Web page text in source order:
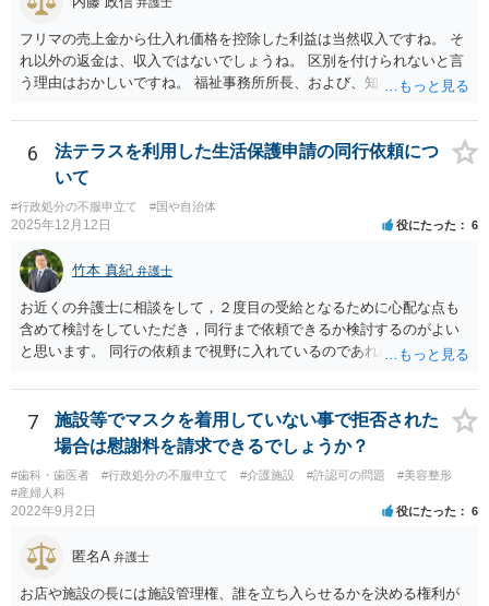
フリマの売上金から仕入れ価格を控除した利益は当然収入ですね。 そ
れ以外の返金は、収入ではないでしょうね。 区別を付けられないと言
う理由はおかしいですね。 福祉事務所所長、および、知事、および、
でしょう。
6
法テラスを利用した生活保護申請の同行依頼につ
いて
#行政処分の不服申立て #国や自治体
2025年12月12日 役にたった 6
竹本 真紀 弁護士
お近くの弁護士に相談をして，２度目の受給となるために心配な点も
含めて検討をしていただき，同行まで依頼できるか検討するのがよい
と思います。 同行の依頼まで視野に入れているのであれば，お近くの
7
施設等でマスクを着用していない事で拒否された
場合は慰謝料を請求できるでしょうか？
#歯科・歯医者 #行政処分の不服申立て #介護施設 #許認可の問題
#美容整形
#産婦人科
2022年9月2日 役にたった 6
匿名A 弁護士
お店や施設の長には施設管理権、誰を立ち入らせるかを決める権利が